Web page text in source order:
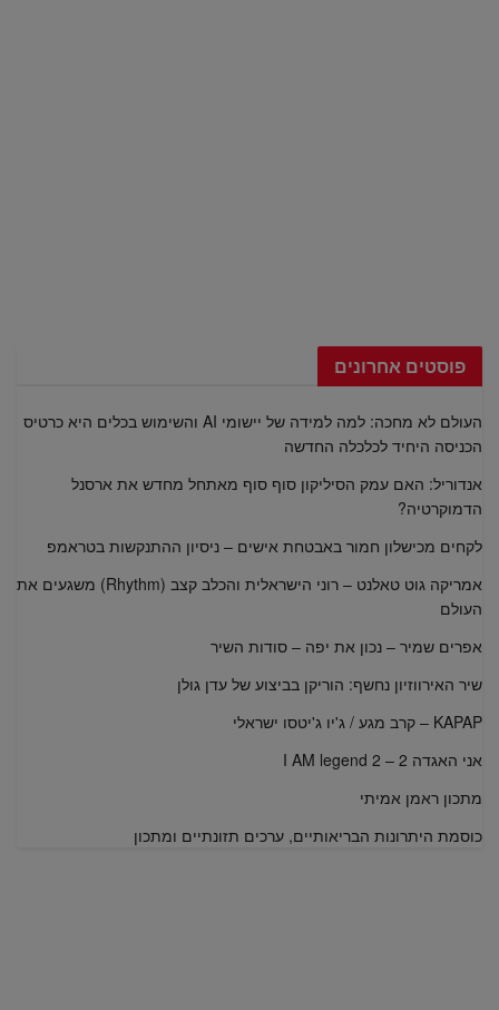
פוסטים אחרונים
העולם לא מחכה: למה למידה של יישומי AI והשימוש בכלים היא כרטיס
הכניסה היחיד לכלכלה החדשה
אנדוריל: האם עמק הסיליקון סוף סוף מאתחל מחדש את ארסנל
הדמוקרטיה?
לקחים מכישלון חמור באבטחת אישים – ניסיון ההתנקשות בטראמפ
אמריקה גוט טאלנט – רוני הישראלית והכלב קצב (Rhythm) משגעים את
העולם
אפרים שמיר – נכון את יפה – סודות השיר
שיר האירווזיון נחשף: הוריקן בביצוע של עדן גולן
KAPAP – קרב מגע / ג'יו ג'יטסו ישראלי
אני האגדה 2 – I AM legend 2
מתכון ראמן אמיתי
כוסמת היתרונות הבריאותיים, ערכים תזונתיים ומתכון